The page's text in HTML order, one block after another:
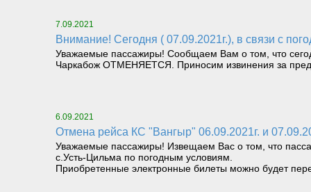
7.09.2021
Внимание! Сегодня ( 07.09.2021г.), в связи с
Уважаемые пассажиры! Сообщаем Вам о том, что
Чаркабож ОТМЕНЯЕТСЯ. Приносим извинения за
6.09.2021
Отмена рейса КС "Вангыр" 06.09.2021г. и
Уважаемые пассажиры! Извещаем Вас о том, что
с.Усть-Цильма по погодным условиям.
Приобретенные электронные билеты можно будет